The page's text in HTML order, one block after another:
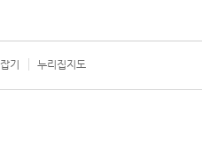
기 누리집지도